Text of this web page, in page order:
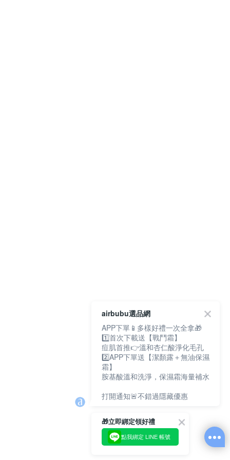
airbubu選品網
APP下單📱多樣好禮一次全拿🎁
1️⃣首次下載送【戰鬥霜】
痘肌首推👉溫和杏仁酸淨化毛孔
2️⃣APP下單送【潔顏露＋無油保濕
霜】
胺基酸溫和洗淨，保濕霜海量補水
打開通知🚨不錯過隱藏優惠
🎁立即綁定領好禮
點我綁定 LINE 帳號